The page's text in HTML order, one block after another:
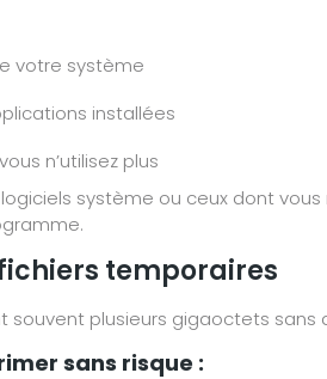
votre système
installées
n’utilisez plus
système ou ceux dont
temporaires
plusieurs gigaoctets sans
sans risque :